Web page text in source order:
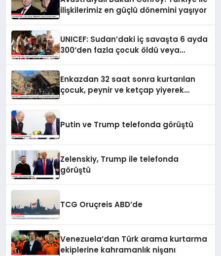
ilişkilerimiz en güçlü dönemini yaşıyor
UNICEF: Sudan’daki iç savaşta 6 ayda
300’den fazla çocuk öldü veya
Enkazdan 32 saat sonra kurtarılan
çocuk, peynir ve ketçap yiyerek
Putin ve Trump telefonda görüştü
Zelenskiy, Trump ile telefonda
görüştü
TCG Oruçreis ABD’de
Venezuela’dan Türk arama kurtarma
ekiplerine kahramanlık nişanı